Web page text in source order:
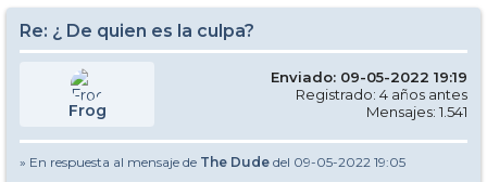
Re: ¿ De quien es la culpa?
Frog
Enviado: 09-05-2022 19:19
Registrado: 4 años antes
Mensajes: 1.541
» En respuesta al mensaje de The Dude del 09-05-2022 19:05